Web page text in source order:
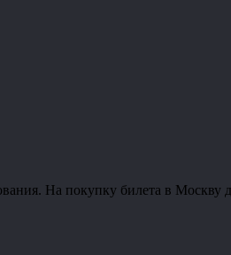
На покупку билета в Москву